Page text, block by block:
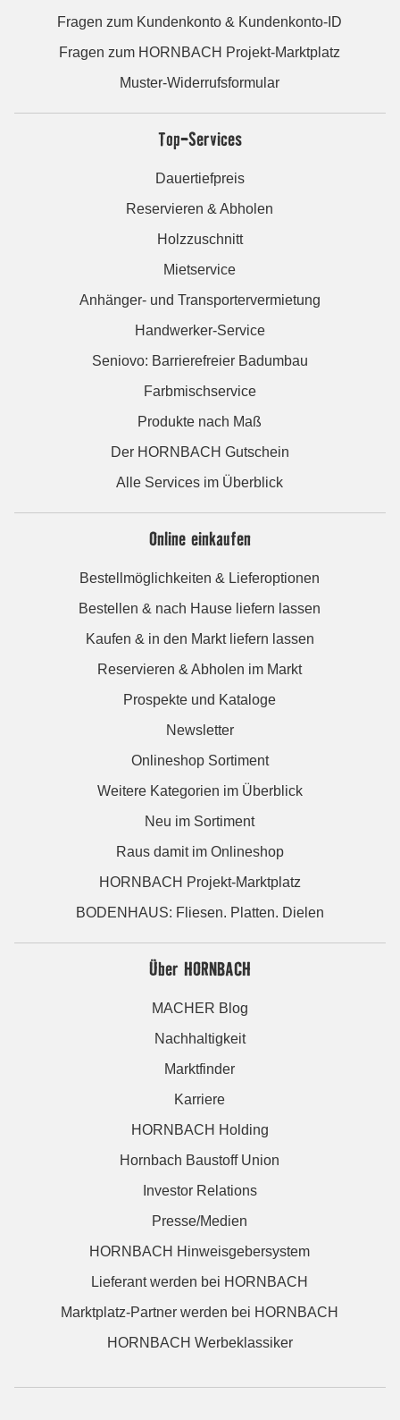
Fragen zum Kundenkonto & Kundenkonto-ID
Fragen zum HORNBACH Projekt-Marktplatz
Muster-Widerrufsformular
Top-Services
Dauertiefpreis
Reservieren & Abholen
Holzzuschnitt
Mietservice
Anhänger- und Transportervermietung
Handwerker-Service
Seniovo: Barrierefreier Badumbau
Farbmischservice
Produkte nach Maß
Der HORNBACH Gutschein
Alle Services im Überblick
Online einkaufen
Bestellmöglichkeiten & Lieferoptionen
Bestellen & nach Hause liefern lassen
Kaufen & in den Markt liefern lassen
Reservieren & Abholen im Markt
Prospekte und Kataloge
Newsletter
Onlineshop Sortiment
Weitere Kategorien im Überblick
Neu im Sortiment
Raus damit im Onlineshop
HORNBACH Projekt-Marktplatz
BODENHAUS: Fliesen. Platten. Dielen
Über HORNBACH
MACHER Blog
Nachhaltigkeit
Marktfinder
Karriere
HORNBACH Holding
Hornbach Baustoff Union
Investor Relations
Presse/Medien
HORNBACH Hinweisgebersystem
Lieferant werden bei HORNBACH
Marktplatz-Partner werden bei HORNBACH
HORNBACH Werbeklassiker